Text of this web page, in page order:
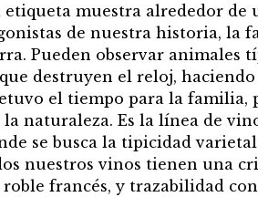
etiqueta muestra alrededor de
de nuestra historia, la
Pueden observar animales
destruyen el reloj,
el tiempo para la familia,
naturaleza. Es la línea de
se busca la tipicidad
nuestros vinos tienen una
roble francés, y trazabilidad